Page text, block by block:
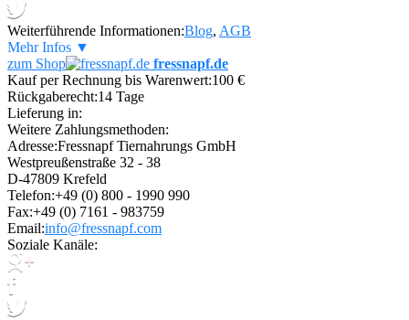
Weiterführende Informationen:Blog, AGB
Mehr Infos ▼
zum Shop
fressnapf.de
Kauf per Rechnung bis Warenwert:100 €
Rückgaberecht:14 Tage
Lieferung in:
Weitere Zahlungsmethoden:
Adresse:Fressnapf Tiernahrungs GmbH
Westpreußenstraße 32 - 38
D-47809 Krefeld
Telefon:+49 (0) 800 - 1990 990
Fax:+49 (0) 7161 - 983759
Email:info@fressnapf.com
Soziale Kanäle: